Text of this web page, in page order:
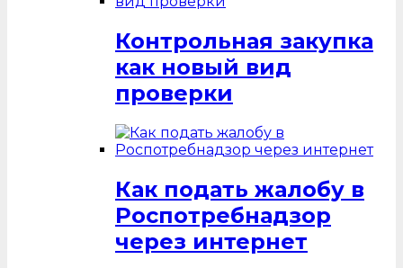
Контрольная закупка
как новый вид
проверки
Как подать жалобу в
Роспотребнадзор
через интернет